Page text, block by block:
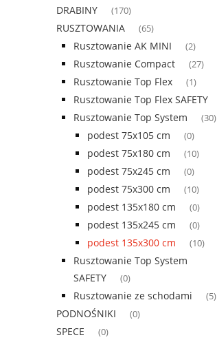
DRABINY (170)
RUSZTOWANIA (65)
Rusztowanie AK MINI (2)
Rusztowanie Compact (27)
Rusztowanie Top Flex (1)
Rusztowanie Top Flex SAFETY
Rusztowanie Top System (30)
podest 75x105 cm (0)
podest 75x180 cm (10)
podest 75x245 cm (0)
podest 75x300 cm (10)
podest 135x180 cm (0)
podest 135x245 cm (0)
podest 135x300 cm (10)
Rusztowanie Top System
SAFETY
(0)
Rusztowanie ze schodami (5)
PODNOŚNIKI (0)
SPECE (0)